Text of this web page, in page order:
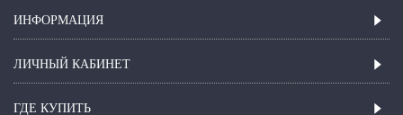
ИНФОРМАЦИЯ
ЛИЧНЫЙ КАБИНЕТ
ГДЕ КУПИТЬ